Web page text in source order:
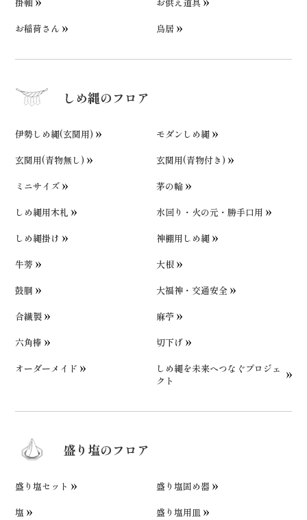
お稲荷さん
鳥居
しめ縄のフロア
伊勢しめ縄(玄関用)
モダンしめ縄
玄関用(青物無し)
玄関用(青物付き)
ミニサイズ
茅の輪
しめ縄用木札
水回り・火の元・勝手口用
しめ縄掛け
神棚用しめ縄
牛蒡
大根
鼓胴
大福神・交通安全
合繊製
麻苧
六角棒
切下げ
オーダーメイド
しめ縄を未来へつなぐプロジェ
クト
盛り塩のフロア
盛り塩セット
盛り塩固め器
塩
盛り塩用皿